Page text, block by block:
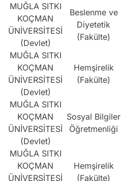
MUĞLA SITKI
KOÇMAN
ÜNİVERSİTESİ
(Devlet)
Beslenme ve
Diyetetik
(Fakülte)
MUĞLA SITKI
KOÇMAN
ÜNİVERSİTESİ
(Devlet)
Hemşirelik
(Fakülte)
MUĞLA SITKI
KOÇMAN
ÜNİVERSİTESİ
(Devlet)
Sosyal Bilgiler
Öğretmenliği
MUĞLA SITKI
KOÇMAN
ÜNİVERSİTESİ
Hemşirelik
(Fakülte)